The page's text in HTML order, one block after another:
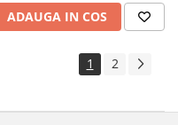
ADAUGA IN COS
1 2